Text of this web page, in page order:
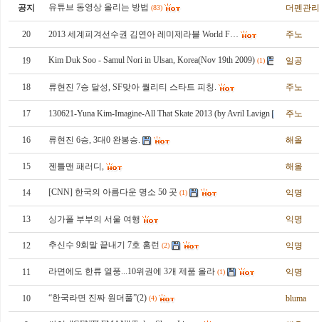
공지 유튜브 동영상 올리는 방법 (83) 더펜관
20 2013 세계피겨선수권 김연아 레미제라블 World F… 주노
19 Kim Duk Soo - Samul Nori in Ulsan, Korea(Nov 19th 2009) (1) 일공
18 류현진 7승 달성, SF맞아 퀄리티 스타트 피칭. 주노
17 130621-Yuna Kim-Imagine-All That Skate 2013 (by Avril Lavign 주노
16 류현진 6승, 3대0 완봉승. 해올
15 젠틀맨 패러디, 해올
14 [CNN] 한국의 아름다운 명소 50 곳 (1) 익명
13 싱가폴 부부의 서울 여행 익명
12 추신수 9회말 끝내기 7호 홈런 (2) 익명
11 라면에도 한류 열풍...10위권에 3개 제품 올라(1) 익명
10 “한국라면 진짜 원더풀”(2) (4) bluma